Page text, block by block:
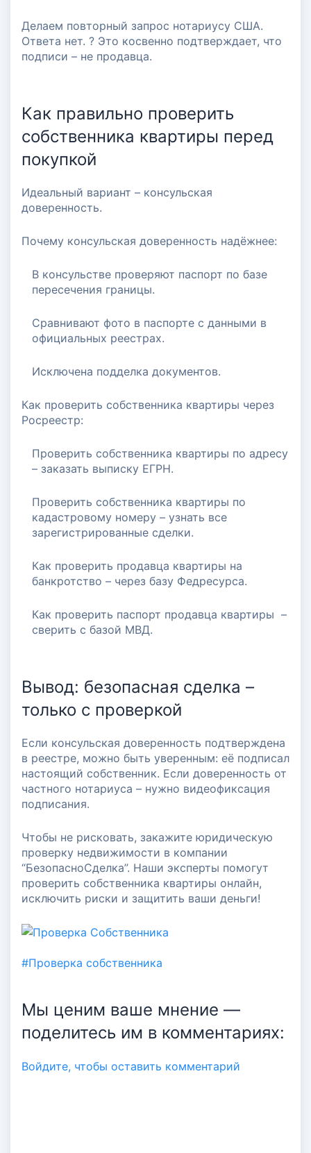
Делаем повторный запрос нотариусу США.
Ответа нет. ? Это косвенно подтверждает, что
подписи – не продавца.
Как правильно проверить
собственника квартиры перед
покупкой
Идеальный вариант – консульская
доверенность.
Почему консульская доверенность надёжнее:
В консульстве проверяют паспорт по базе
пересечения границы.
Сравнивают фото в паспорте с данными в
официальных реестрах.
Исключена подделка документов.
Как проверить собственника квартиры через
Росреестр:
Проверить собственника квартиры по адресу
– заказать выписку ЕГРН.
Проверить собственника квартиры по
кадастровому номеру – узнать все
зарегистрированные сделки.
Как проверить продавца квартиры на
банкротство – через базу Федресурса.
Как проверить паспорт продавца квартиры –
сверить с базой МВД.
Вывод: безопасная сделка –
только с проверкой
Если консульская доверенность подтверждена
в реестре, можно быть уверенным: её подписал
настоящий собственник. Если доверенность от
частного нотариуса – нужно видеофиксация
подписания.
Чтобы не рисковать, закажите юридическую
проверку недвижимости в компании
“БезопасноСделка”. Наши эксперты помогут
проверить собственника квартиры онлайн,
исключить риски и защитить ваши деньги!
#Проверка собственника
Мы ценим ваше мнение —
поделитесь им в комментариях:
Войдите, чтобы оставить комментарий